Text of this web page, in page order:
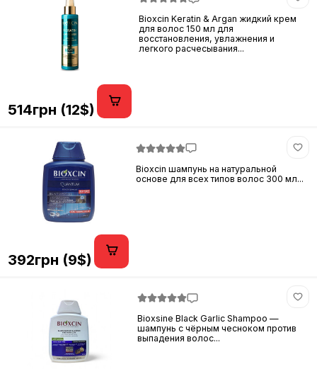
Bioxcin Keratin & Argan жидкий крем
для волос 150 мл для
восстановления, увлажнения и
легкого расчесывания...
514грн (12$)
Bioxcin шампунь на натуральной
основе для всех типов волос 300 мл...
392грн (9$)
Bioxsine Black Garlic Shampoo —
шампунь с чёрным чесноком против
выпадения волос...